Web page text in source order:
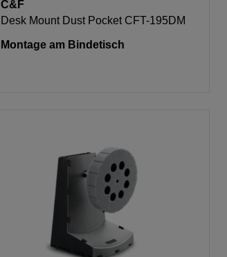
C&F
Desk Mount Dust Pocket CFT-195DM
Montage am Bindetisch